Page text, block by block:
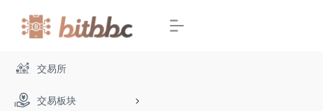
交易所
交易板块